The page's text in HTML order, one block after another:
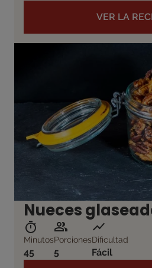
VER LA
Nueces
Minutos
45
Porciones
5
Dificultad
Fácil